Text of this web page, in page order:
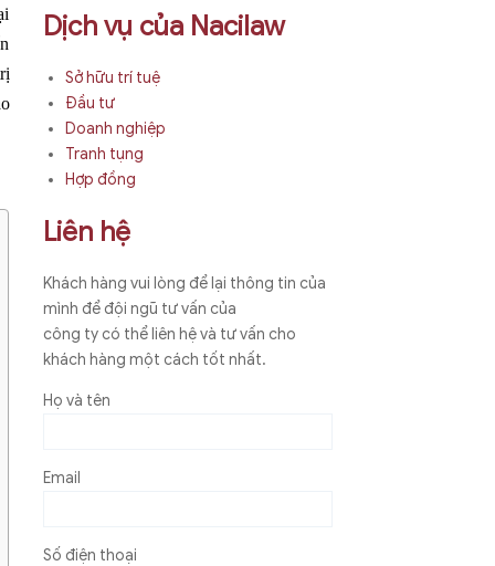
Dịch vụ của Nacilaw
Sở hữu trí tuệ
Đầu tư
Doanh nghiệp
Tranh tụng
Hợp đồng
Liên hệ
Khách hàng vui lòng để lại thông tin của
mình để đội ngũ tư vấn của
công ty có thể liên hệ và tư vấn cho
khách hàng một cách tốt nhất.
Họ và tên
Email
Số điện thoại